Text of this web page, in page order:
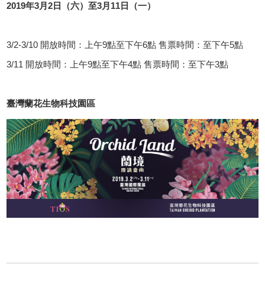
2019年3月2日（六）至3月11日（一）
3/2-3/10 開放時間：上午9點至下午6點 售票時間：至下午5點
3/11 開放時間：上午9點至下午4點 售票時間：至下午3點
臺灣蘭花生物科技園區